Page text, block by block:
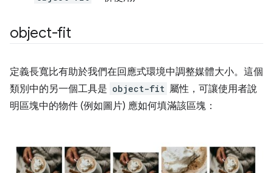
object-fit
定義長寬比有助於我們在回應式環境中調整媒體大小。這個
類別中的另一個工具是 object-fit 屬性，可讓使用者說
明區塊中的物件 (例如圖片) 應如何填滿該區塊：